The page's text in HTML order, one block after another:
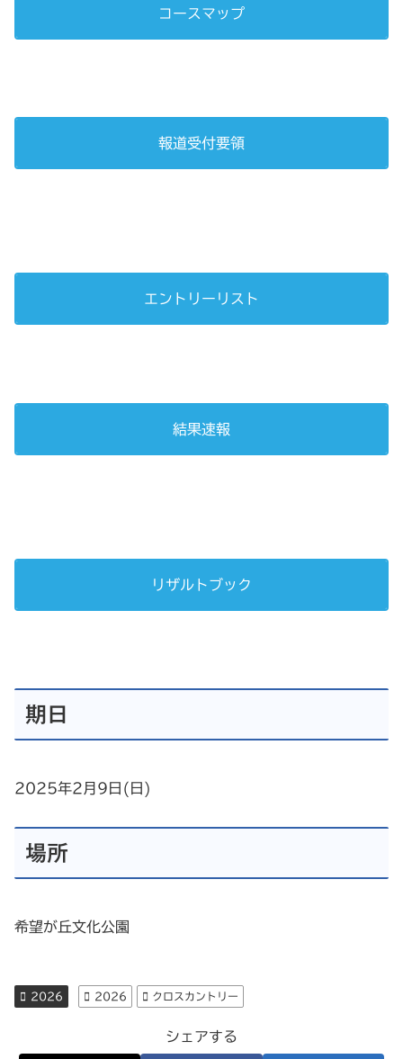
コースマップ
報道受付要領
エントリーリスト
結果速報
リザルトブック
期日
2025年2月9日(日)
場所
希望が丘文化公園
2026 2026 クロスカントリー
シェアする